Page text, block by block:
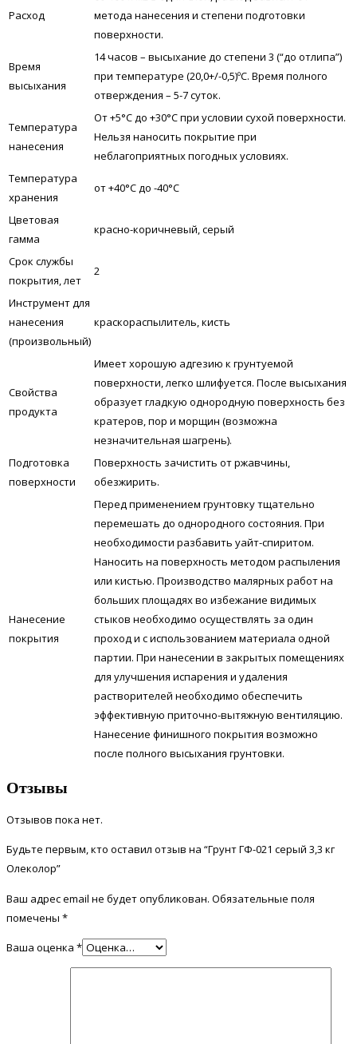
Расход
метода нанесения и степени подготовки
поверхности.
Время
высыхания
14 часов – высыхание до степени 3 (“до отлипа”)
при температуре (20,0+/-0,5)ºС. Время полного
отверждения – 5-7 суток.
Температура
нанесения
От +5°С до +30°С при условии сухой поверхности.
Нельзя наносить покрытие при
неблагоприятных погодных условиях.
Температура
хранения
от +40°С до -40°С
Цветовая
гамма
красно-коричневый, серый
Срок службы
покрытия, лет
2
Инструмент для
нанесения
(произвольный)
краскораспылитель, кисть
Свойства
продукта
Имеет хорошую адгезию к грунтуемой
поверхности, легко шлифуется. После высыхания
образует гладкую однородную поверхность без
кратеров, пор и морщин (возможна
незначительная шагрень).
Подготовка
поверхности
Поверхность зачистить от ржавчины,
обезжирить.
Нанесение
покрытия
Перед применением грунтовку тщательно
перемешать до однородного состояния. При
необходимости разбавить уайт-спиритом.
Наносить на поверхность методом распыления
или кистью. Производство малярных работ на
больших площадях во избежание видимых
стыков необходимо осуществлять за один
проход и с использованием материала одной
партии. При нанесении в закрытых помещениях
для улучшения испарения и удаления
растворителей необходимо обеспечить
эффективную приточно-вытяжную вентиляцию.
Нанесение финишного покрытия возможно
после полного высыхания грунтовки.
Отзывы
Отзывов пока нет.
Будьте первым, кто оставил отзыв на “Грунт ГФ-021 серый 3,3 кг
Олеколор”
Ваш адрес email не будет опубликован. Обязательные поля
помечены *
Ваша оценка *